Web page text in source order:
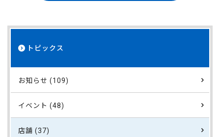
トピックス
お知らせ (109)
イベント (48)
店舗 (37)